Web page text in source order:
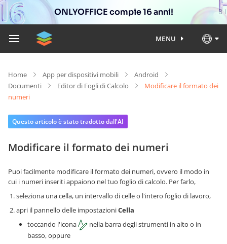
ONLYOFFICE compie 16 anni!
MENU
Home App per dispositivi mobili
Android
Documenti
Editor di Fogli di Calcolo
Modificare il formato dei
numeri
Questo articolo è stato tradotto dall'AI
Modificare il formato dei numeri
Puoi facilmente modificare il formato dei numeri, ovvero il modo in
cui i numeri inseriti appaiono nel tuo foglio di calcolo. Per farlo,
seleziona una cella, un intervallo di celle o l'intero foglio di lavoro,
apri il pannello delle impostazioniCella
toccando l'icona
nella barra degli strumenti in alto o in
basso, oppure